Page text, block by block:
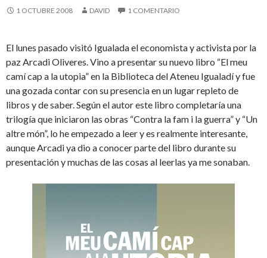
1 OCTUBRE 2008 DAVID 1 COMENTARIO
El lunes pasado visitó Igualada el economista y activista por la
paz Arcadi Oliveres. Vino a presentar su nuevo libro “El meu
camí cap a la utopia” en la Biblioteca del Ateneu Igualadí y fue
una gozada contar con su presencia en un lugar repleto de
libros y de saber. Según el autor este libro completaría una
trilogía que iniciaron las obras “Contra la fam i la guerra” y “Un
altre món”, lo he empezado a leer y es realmente interesante,
aunque Arcadi ya dio a conocer parte del libro durante su
presentación y muchas de las cosas al leerlas ya me sonaban.